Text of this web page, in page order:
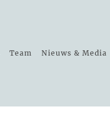
Team Nieuws & Media